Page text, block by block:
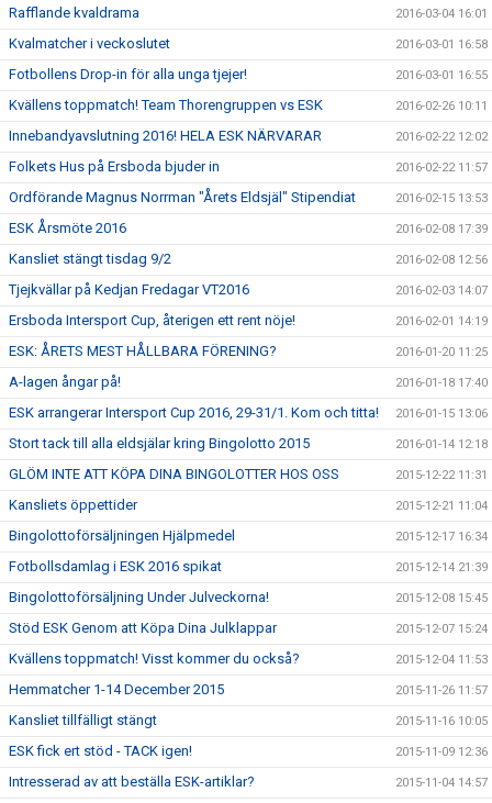
Rafflande kvaldrama 2016-03-04 16:01
Kvalmatcher i veckoslutet 2016-03-01 16:58
Fotbollens Drop-in för alla unga tjejer! 2016-03-01 16:55
Kvällens toppmatch! Team Thorengruppen vs ESK 2016-02-26 10:11
Innebandyavslutning 2016! HELA ESK NÄRVARAR 2016-02-22 12:02
Folkets Hus på Ersboda bjuder in 2016-02-22 11:57
Ordförande Magnus Norrman "Årets Eldsjäl" Stipendiat 2016-02-15 13:53
ESK Årsmöte 2016 2016-02-08 17:39
Kansliet stängt tisdag 9/2 2016-02-08 12:56
Tjejkvällar på Kedjan Fredagar VT2016 2016-02-03 14:07
Ersboda Intersport Cup, återigen ett rent nöje! 2016-02-01 14:19
ESK: ÅRETS MEST HÅLLBARA FÖRENING? 2016-01-20 11:25
A-lagen ångar på! 2016-01-18 17:40
ESK arrangerar Intersport Cup 2016, 29-31/1. Kom och titta! 2016-01-15 13:06
Stort tack till alla eldsjälar kring Bingolotto 2015 2016-01-14 12:18
GLÖM INTE ATT KÖPA DINA BINGOLOTTER HOS OSS 2015-12-22 11:31
Kansliets öppettider 2015-12-21 11:04
Bingolottoförsäljningen Hjälpmedel 2015-12-17 16:34
Fotbollsdamlag i ESK 2016 spikat 2015-12-14 21:39
Bingolottoförsäljning Under Julveckorna! 2015-12-08 15:45
Stöd ESK Genom att Köpa Dina Julklappar 2015-12-07 15:24
Kvällens toppmatch! Visst kommer du också? 2015-12-04 11:53
Hemmatcher 1-14 December 2015 2015-11-26 11:57
Kansliet tillfälligt stängt 2015-11-16 10:05
ESK fick ert stöd - TACK igen! 2015-11-09 12:36
Intresserad av att beställa ESK-artiklar? 2015-11-04 14:57